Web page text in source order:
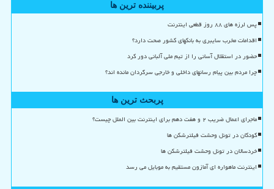
پربیننده ترین ها
پس لرزه های ۸۸ روز قطعی اینترنت
اقدامات مخرب سایبری به بانکهای کشور صحت دارد؟
حضور در استقلال آسانی را از تیم ملی آلبانی دور کرد
چرا مردم بین پیام رسانهای داخلی و خارجی سرگردان مانده اند؟
پربحث ترین ها
ماجرای اعمال ضریب ۲ و هفت دهم برای اینترنت بین الملل چیست؟
کودکان در تونل وحشت فیلترشکن ها
خردسالان در تونل وحشت فیلترشکن ها
اینترنت ماهواره ای آمازون مستقیم به موبایل می رسد